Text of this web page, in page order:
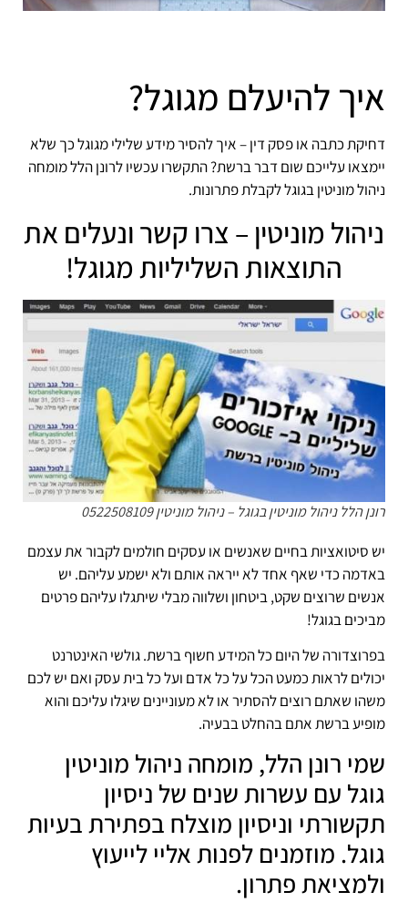
איך להיעלם מגוגל?
דחיקת כתבה או פסק דין – איך להסיר מידע שלילי מגוגל כך שלא
יימצאו עלייכם שום דבר ברשת? התקשרו עכשיו לרונן הלל מומחה
ניהול מוניטין בגוגל לקבלת פתרונות.
ניהול מוניטין – צרו קשר ונעלים את
התוצאות השליליות מגוגל!
רונן הלל ניהול מוניטין בגוגל – ניהול מוניטין 0522508109
יש סיטואציות בחיים שאנשים או עסקים חולמים לקבור את עצמם
באדמה כדי שאף אחד לא ייראה אותם ולא ישמע עליהם. יש
אנשים שרוצים שקט, ביטחון ושלווה מבלי שיתגלו עליהם פרטים
מביכים בגוגל!
בפרוצדורה של היום כל המידע חשוף ברשת. גולשי האינטרנט
יכולים לראות כמעט הכל על כל אדם ועל כל בית עסק ואם יש לכם
משהו שאתם רוצים להסתיר או לא מעוניינים שיגלו עליכם והוא
מופיע ברשת אתם בהחלט בבעיה.
שמי רונן הלל, מומחה ניהול מוניטין
גוגל עם עשרות שנים של ניסיון
תקשורתי וניסיון מוצלח בפתירת בעיות
גוגל. מוזמנים לפנות אליי לייעוץ
ולמציאת פתרון.